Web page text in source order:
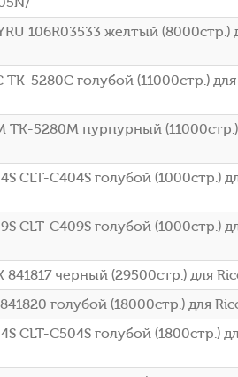
106R03533 желтый (8000стр.)
5280C голубой (11000стр.)
5280M пурпурный
CLT-C404S голубой (1000стр.)
CLT-C409S голубой (1000стр.)
черный (29500стр.) для
голубой (18000стр.) для
CLT-C504S голубой (1800стр.)